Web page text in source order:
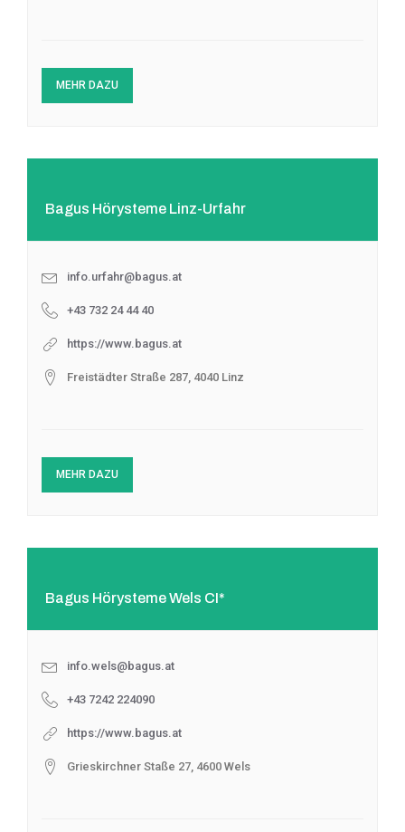
MEHR DAZU
Bagus Hörysteme Linz-Urfahr
info.urfahr@bagus.at
+43 732 24 44 40
https://www.bagus.at
Freistädter Straße 287, 4040 Linz
MEHR DAZU
Bagus Hörysteme Wels CI*
info.wels@bagus.at
+43 7242 224090
https://www.bagus.at
Grieskirchner Staße 27, 4600 Wels